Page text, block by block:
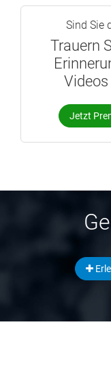
Sind Sie
Trauern
Jetzt